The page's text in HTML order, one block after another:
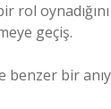
rol oynadığını
geçiş.
bir